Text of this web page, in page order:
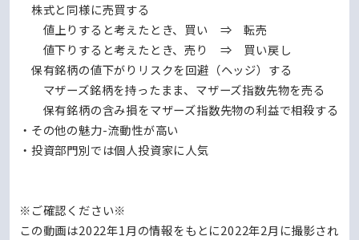
株式と同様に売買する
値上りすると考えたとき、買い ⇒ 転売
値下りすると考えたとき、売り ⇒ 買い戻し
保有銘柄の値下がりリスクを回避（ヘッジ）する
マザーズ銘柄を持ったまま、マザーズ指数先物を売る
保有銘柄の含み損をマザーズ指数先物の利益で相殺する
・その他の魅力-流動性が高い
・投資部門別では個人投資家に人気
※ご確認ください※
この動画は2022年1月の情報をもとに2022年2月に撮影され